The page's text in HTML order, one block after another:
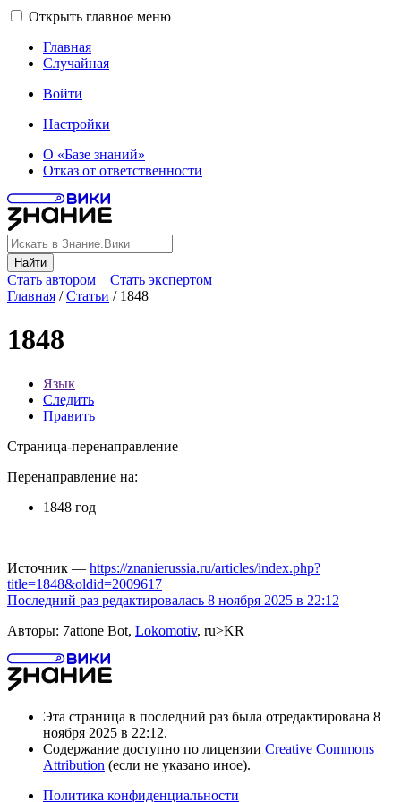
Открыть главное меню
Главная
Случайная
Войти
Настройки
О «Базе знаний»
Отказ от ответственности
Найти
Стать автором
Стать экспертом
Главная /Статьи / 1848
1848
Язык
Следить
Править
Страница-перенаправление
Перенаправление на:
1848 год
Источник — https://znanierussia.ru/articles/index.php?
title=1848&oldid=2009617
Последний раз редактировалась 8 ноября 2025 в 22:12
Авторы: 7attone Bot, Lokomotiv, ru>KR
Эта страница в последний раз была отредактирована 8
ноября 2025 в 22:12.
Содержание доступно по лицензии Creative Commons
Attribution (если не указано иное).
Политика конфиденциальности